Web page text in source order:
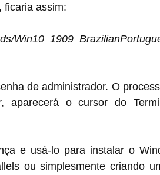
ficaria assim:
de administrador. O
aparecerá o cursor do
e usá-lo para instalar o
ou simplesmente criando